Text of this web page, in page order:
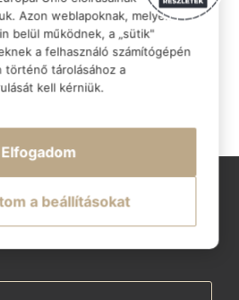
a Cascade Residence
Azon weblapoknak, melyek az
belül működnek, a „sütik"
a felhasználó számítógépén
történő tárolásához a
kell kérniük.
Elfogadom
a beállításokat